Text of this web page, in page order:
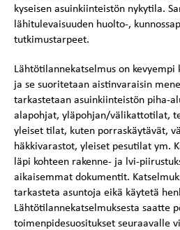
kyseisen asuinkiinteistön nykytila.
lähitulevaisuuden huolto-,
tutkimustarpeet.
Lähtötilannekatselmus on
ja se suoritetaan aistinvaraisin
tarkastetaan asuinkiinteistön piha-
alapohjat, yläpohjan/välikattotilat,
yleiset tilat, kuten porraskäytävät,
häkkivarastot, yleiset pesutilat ym.
läpi kohteen rakenne- ja lvi-
aikaisemmat dokumentit.
tarkasteta asuntoja eikä käytetä
Lähtötilannekatselmuksesta saatte
toimenpidesuositukset seuraavalle